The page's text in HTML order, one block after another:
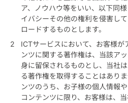
ア、ノウハウ等をいい、以下同
イバシーその他の権利を侵害し
ロードするものとします。
ICTサービスにおいて、お客様
ンツに関する著作権は、当該ア
身に留保されるものとし、当社
る著作権を取得することはあり
ンツのうち、お子様の個人情報
コンテンツに限り、お客様は、